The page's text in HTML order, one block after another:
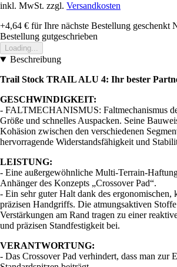
inkl. MwSt. zzgl. Versandkosten
+4,64 € für Ihre nächste Bestellung geschenkt
Bestellung gutgeschrieben
Loading...
Beschreibung
Trail Stock TRAIL ALU 4: Ihr bester
GESCHWINDIGKEIT:
- FALTMECHANISMUS: Faltmechanismus
Größe und schnelles Auspacken. Seine
Kohäsion zwischen den verschiedenen
hervorragende Widerstandsfähigkeit und
LEISTUNG:
- Eine außergewöhnliche Multi-Terrain-
Anhänger des Konzepts „Crossover Pad“.
- Ein sehr guter Halt dank des ergonomischen,
präzisen Handgriffs. Die atmungsaktiven
Verstärkungen am Rand tragen zu einer
und präzisen Standfestigkeit bei.
VERANTWORTUNG:
- Das Crossover Pad verhindert, dass man zur